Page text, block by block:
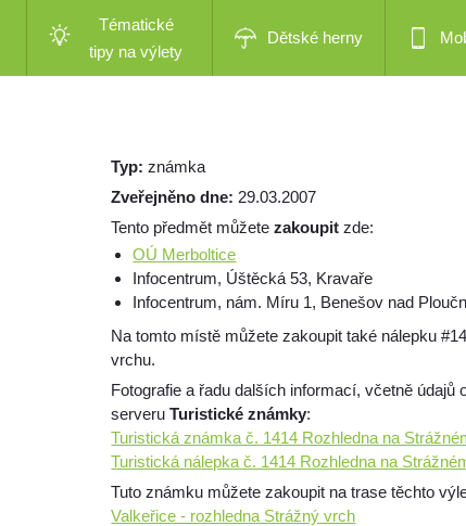
Tématické
tipy na výlety
Dětské herny
Typ:známka
Zveřejněno dne: 29.03.2007
Tento předmět můžetezakoupit zde:
OÚ Merboltice
Infocentrum, Úštěcká 53, Kravaře
Infocentrum, nám. Míru 1, Benešov nad
Na tomto místě můžete zakoupit také nálepku
vrchu.
Fotografie a řadu dalších informací, včetně údajů
serveruTuristické známky:
Turistická známka č. 1414 Rozhledna na
Turistická nálepka č. 1414 Rozhledna na
Tuto známku můžete zakoupit na trase těchto
Valkeřice - rozhledna Strážný vrch